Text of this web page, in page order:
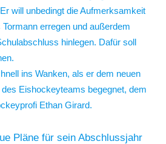
will unbedingt die Aufmerksamkeit
erregen und außerdem
hinlegen. Dafür soll
ins Wanken, als er dem neuen
Eishockeyteams begegnet, dem
Ethan Girard.
Pläne für sein Abschlussjahr